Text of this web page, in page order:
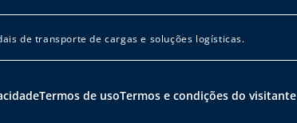
de transporte de cargas e soluções logísticas.
Termos de usoTermos e condições do visitante